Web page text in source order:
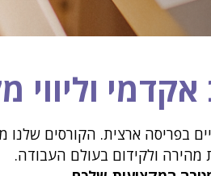
וליווי
בפריסה ארצית. הקורסים שלנו
מהירה ולקידום בעולם העבודה.